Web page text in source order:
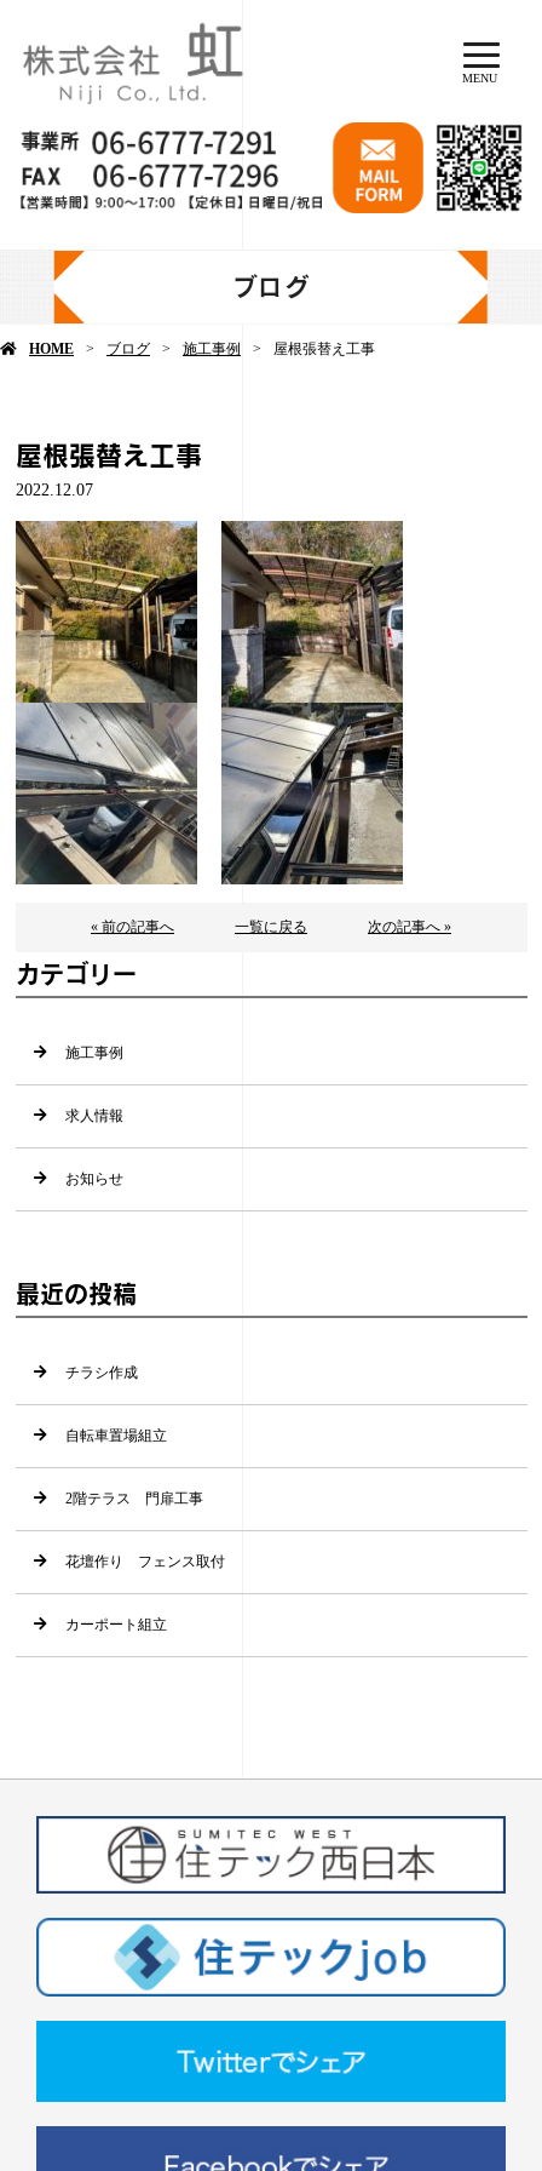
MENU
ブログ
HOME ブログ 施工事例 屋根張替え工事
屋根張替え工事
2022.12.07
« 前の記事へ 一覧に戻る 次の記事へ »
カテゴリー
施工事例
求人情報
お知らせ
最近の投稿
チラシ作成
自転車置場組立
2階テラス 門扉工事
花壇作り フェンス取付
カーポート組立